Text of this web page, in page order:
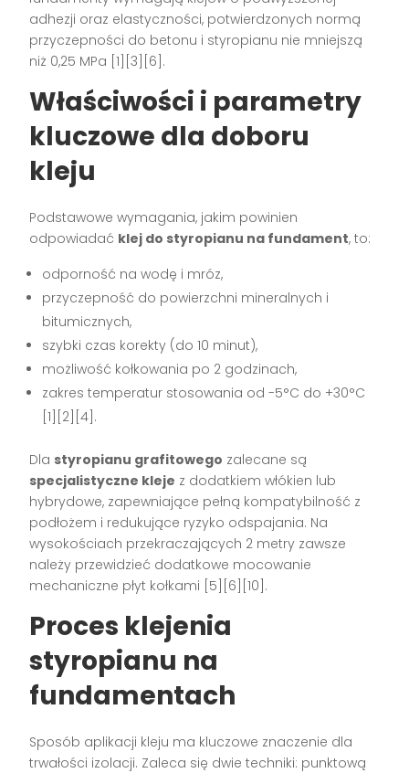
adhezji oraz elastyczności, potwierdzonych normą
przyczepności do betonu i styropianu nie mniejszą
niż 0,25 MPa [1][3][6] .
Właściwości i parametry
kluczowe dla doboru
kleju
Podstawowe wymagania, jakim powinien
odpowiadać klej do styropianu na fundament, to:
odporność na wodę i mróz,
przyczepność do powierzchni mineralnych i
bitumicznych,
szybki czas korekty (do 10 minut),
możliwość kołkowania po 2 godzinach,
zakres temperatur stosowania od -5°C do +30°C
[1][2][4] .
Dla styropianu grafitowego zalecane są
specjalistyczne kleje z dodatkiem włókien lub
hybrydowe, zapewniające pełną kompatybilność z
podłożem i redukujące ryzyko odspajania. Na
wysokościach przekraczających 2 metry zawsze
należy przewidzieć dodatkowe mocowanie
mechaniczne płyt kołkami [5][6][10] .
Proces klejenia
styropianu na
fundamentach
Sposób aplikacji kleju ma kluczowe znaczenie dla
trwałości izolacji. Zaleca się dwie techniki: punktową